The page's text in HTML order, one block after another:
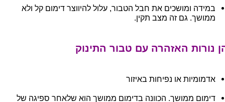
במידה ומושכים את חבל הטבור, עלול להיווצר דימום קל ולא
ממושך. גם זה מצב תקין.
נורות האזהרה עם טבור התינוק
אדמומיות או נפיחות באיזור
דימום ממושך. הכוונה בדימום ממושך הוא שלאחר ספיגה של